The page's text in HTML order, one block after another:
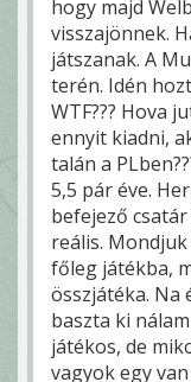
hogy majd
visszajönnek.
játszanak. A
terén. Idén
WTF??? Hova
ennyit kiadni,
talán a
5,5 pár éve.
befejező
reális.
főleg játékba,
összjátéka. Na
baszta ki
játékos, de
vagyok egy